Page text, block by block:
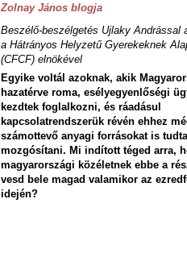
Zolnay János blogja
Beszélő-beszélgetés Ujlaky Andrással
a Hátrányos Helyzetű Gyerekeknek
(CFCF) elnökével
Egyike voltál azoknak, akik
hazatérve roma, esélyegyenlőségi
kezdtek foglalkozni, és ráadásul
kapcsolatrendszerük révén ehhez
számottevő anyagi forrásokat is
mozgósítani. Mi indított téged arra,
magyarországi közéletnek ebbe a
vesd bele magad valamikor az
idején?